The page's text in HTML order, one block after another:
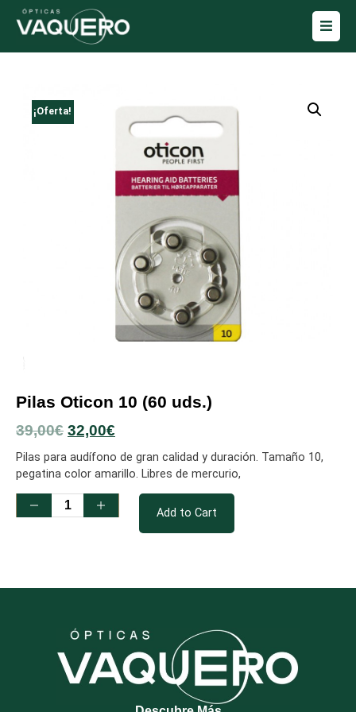
¡Oferta!
Pilas Oticon 10 (60 uds.)
39,00€ 32,00€
Pilas para audífono de gran calidad y duración. Tamaño 10,
pegatina color amarillo. Libres de mercurio,
Add to Cart